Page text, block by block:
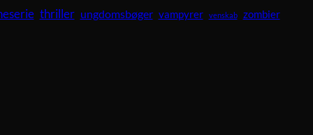
thriller ungdomsbøger vampyrer venskab zombier